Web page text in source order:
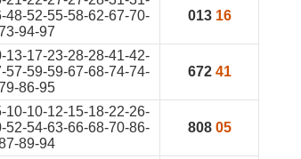
48-52-55-58-62-67-70-
94-97
013 16
13-17-23-28-28-41-42-
57-59-59-67-68-74-74-
86-95
672 41
10-10-12-15-18-22-26-
52-54-63-66-68-70-86-
89-94
808 05